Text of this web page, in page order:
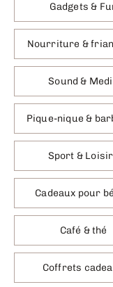
Gadgets &
Nourriture &
Sound &
Pique-nique &
Sport &
Cadeaux pour
Café & thé
Coffrets